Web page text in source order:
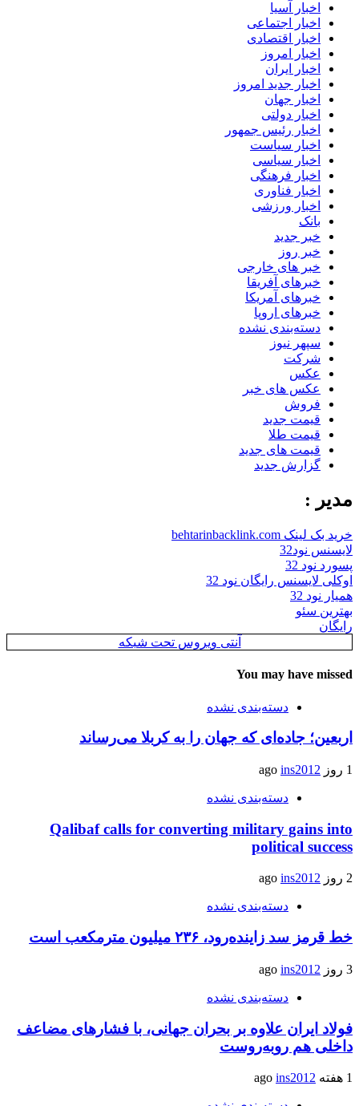
اخبار آسیا
اخبار اجتماعی
اخبار اقتصادی
اخبار امروز
اخبار ایران
اخبار جدید امروز
اخبار جهان
اخبار دولتی
اخبار رئیس جمهور
اخبار سیاست
اخبار سیاسی
اخبار فرهنگی
اخبار فناوری
اخبار ورزشی
بانک
خبر جدید
خبر روز
خبر های خارجی
خبرهای آفریقا
خبرهای آمریکا
خبرهای اروپا
دسته‌بندی نشده
سپهر نیوز
شرکت
عکس
عکس های خبر
فروش
قیمت جدید
قیمت طلا
قیمت های جدید
گزارش جدید
مدیر :
خرید بک لینک behtarinbacklink.com
لایسنس نود32
پسورد نود 32
اوکلی لایسنس رایگان نود 32
همیار نود 32
بهترین سئو
رایگان
آنتی ویروس تحت شبکه
You may have missed
دسته‌بندی نشده
اربعین؛ جاده‌ای که جهان را به کربلا می‌رساند
1 روز ago ins2012
دسته‌بندی نشده
Qalibaf calls for converting military gains into
political success
2 روز ago ins2012
دسته‌بندی نشده
خط قرمز سد زاینده‌رود، ۲۳۶ میلیون مترمکعب است
3 روز ago ins2012
دسته‌بندی نشده
فولاد ایران علاوه بر بحران جهانی، با فشارهای مضاعف
داخلی هم روبه‌روست
1 هفته ago ins2012